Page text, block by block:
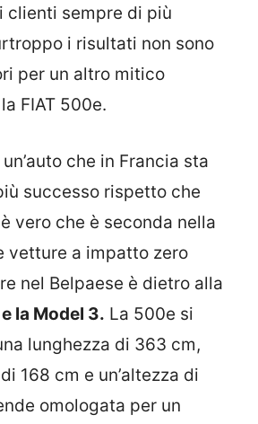
clienti sempre di più
i risultati non sono
per un altro mitico
FIAT 500e.
che in Francia sta
successo rispetto che
vero che è seconda nella
vetture a impatto zero
nel Belpaese è dietro alla
la Model 3. La 500e si
lunghezza di 363 cm,
168 cm e un’altezza di
omologata per un